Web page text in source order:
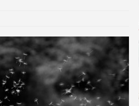
전, 강한 군대도 약해질 수 있다”
, 생활문화상품 4종 판매
론: 한반도 평화의 새로운 길
윤 강제추행 사건, 무엇이 문제인가?
2026년 정기 승진 인사 발표